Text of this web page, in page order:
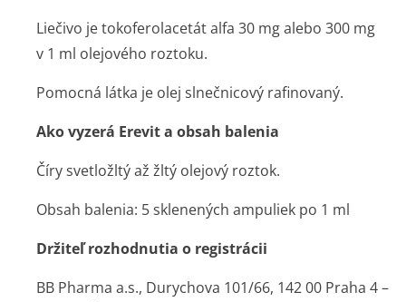
Liečivo je tokoferolacetát alfa 30 mg alebo 300 mg
v 1 ml olejového roztoku.
Pomocná látka je olej slnečnicový rafinovaný.
Ako vyzerá Erevit a obsah balenia
Číry svetložltý až žltý olejový roztok.
Obsah balenia: 5 sklenených ampuliek po 1 ml
Držiteľ rozhodnutia o registrácii
BB Pharma a.s., Durychova 101/66, 142 00 Praha 4 –